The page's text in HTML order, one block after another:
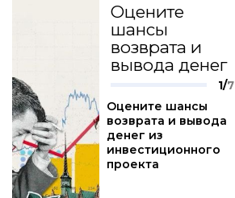
Оцените
шансы
возврата и
вывода денег
1/7
Оцените шансы
возврата и вывода
денег из
инвестиционного
проекта